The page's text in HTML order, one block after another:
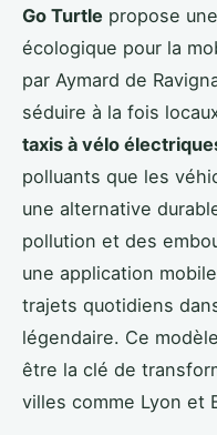
Go Turtle propose
écologique pour la
par Aymard de
séduire à la fois
taxis à vélo
polluants que les
une alternative
pollution et des
une application
trajets quotidiens
légendaire. Ce
être la clé de
villes comme Lyon et